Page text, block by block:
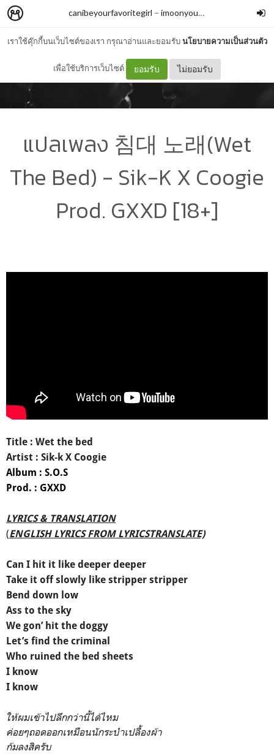
เราใช้คุ๊กกี้บนเว็บไซต์ของเรา กรุณาอ่านและยอมรับนโยบายความเป็นส่วนตัว
เพื่อใช้บริการเว็บไซต์ ยอมรับ ไม่ยอมรับ
canibeyourfavoritegirl – imoonyou13
แปลเพลง 침대 노래(Wet
The Bed) - Sik-K X Coogie
Prod. GXXD [18+]
Title : Wet the bed
Artist : Sik-k X Coogie
Album : S.O.S
Prod. : GXXD
LYRICS & TRANSLATION
(ENGLISH LYRICS FROM LYRICSTRANSLATE)
Can I hit it like deeper deeper
Take it off slowly like stripper stripper
Bend down low
Ass to the sky
We gon’ hit the doggy
Let’s find the criminal
Who ruined the bed sheets
I know
I know
ให้ผมเข้าไปลึกกว่านี้ได้ไหม
ค่อยๆถอดออกเหมือนนักระบำเปลื้องผ้า
ก้มลงสิครับ